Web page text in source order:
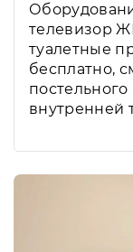
телевизор
туалетные
бесплатно,
внутренней